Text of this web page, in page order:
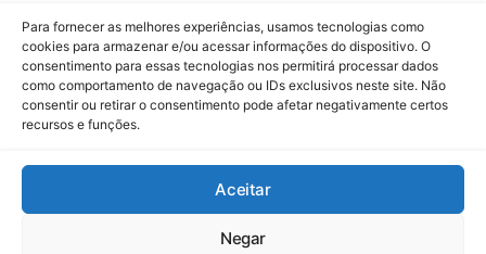
Para fornecer as melhores experiências, usamos tecnologias como
cookies para armazenar e/ou acessar informações do dispositivo. O
consentimento para essas tecnologias nos permitirá processar dados
como comportamento de navegação ou IDs exclusivos neste site. Não
consentir ou retirar o consentimento pode afetar negativamente certos
recursos e funções.
Aceitar
Negar
Ondas de calor extremo e secas históricas na Europa
acendem alerta sobre riscos…
Dinheiropédia
Contato Sobre Nós Política de Privacidade Aviso Legal